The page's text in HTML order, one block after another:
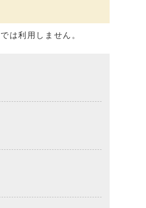
は利用しません。